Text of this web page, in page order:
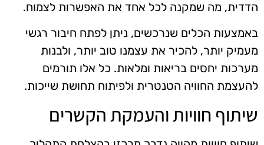
הדדית, מה שמקנה לכל אחד את האפשרות לצמוח.
באמצעות הכלים שנרכשים, ניתן לפתח חיבור רגשי
מעמיק יותר, להכיר את עצמנו טוב יותר, ולבנות
מערכות יחסים בריאות ומלאות. כל אלו תורמים
להעצמת החוויה הטנטרית ולפיתוח תחושת שייכות.
שיתוף חוויות והעמקת הקשרים